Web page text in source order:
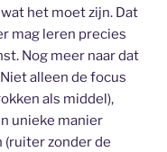
het moet zijn. Dat
mag leren precies
Nog meer naar dat
alleen de focus
als middel),
unieke manier
(ruiter zonder de